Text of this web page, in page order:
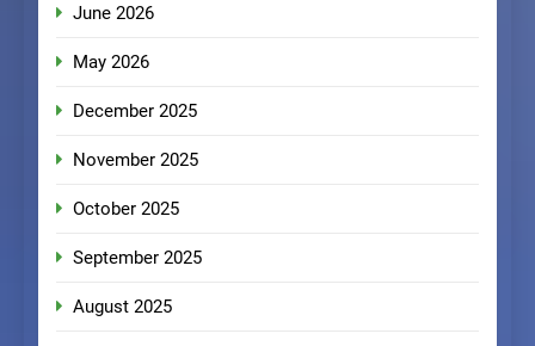
June 2026
May 2026
December 2025
November 2025
October 2025
September 2025
August 2025